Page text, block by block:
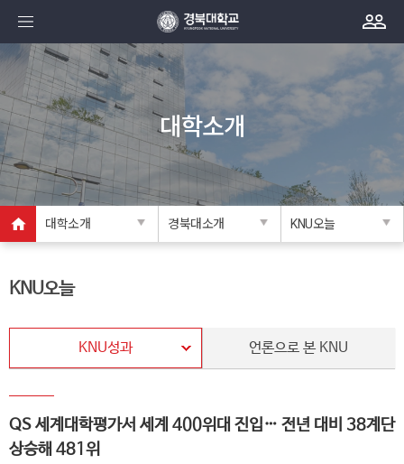
대학소개
대학소개 경북대소개 KNU오늘
KNU오늘
KNU성과 언론으로 본 KNU
QS 세계대학평가서 세계 400위대 진입… 전년 대비 38계단
상승해 481위